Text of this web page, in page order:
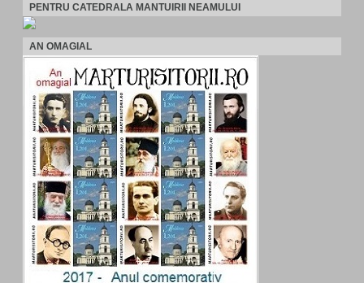
PENTRU CATEDRALA MANTUIRII NEAMULUI
AN OMAGIAL